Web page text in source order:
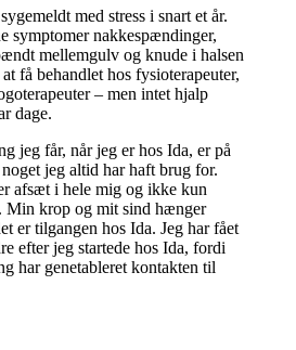
med stress i snart et år.
symptomer nakkespændinger,
mellemgulv og knude i halsen
få behandlet hos fysioterapeuter,
– men intet hjalp
dage.
jeg får, når jeg er hos Ida, er på
jeg altid har haft brug for.
afsæt i hele mig og ikke kun
Min krop og mit sind hænger
er tilgangen hos Ida. Jeg har fået
efter jeg startede hos Ida, fordi
har genetableret kontakten til